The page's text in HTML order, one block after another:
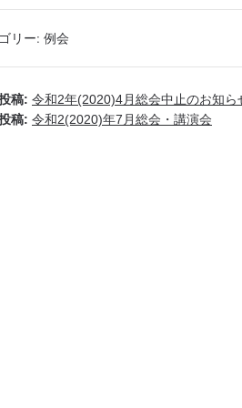
リー: 例会
稿: 令和2年(2020)4月総会中止のお知ら
稿: 令和2(2020)年7月総会・講演会